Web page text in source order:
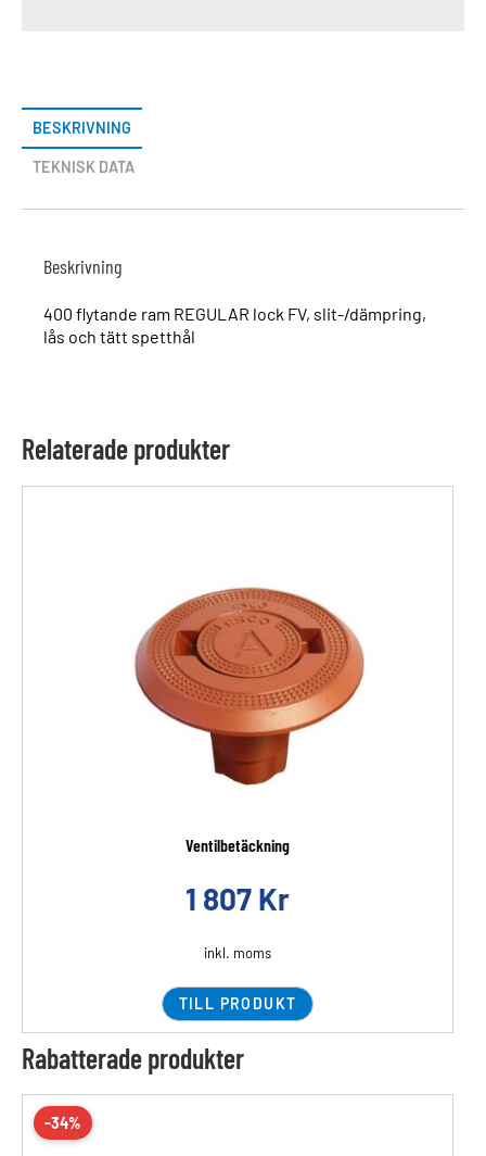
BESKRIVNING
TEKNISK DATA
Beskrivning
400 flytande ram REGULAR lock FV, slit-/dämpring,
lås och tätt spetthål
Relaterade produkter
Ventilbetäckning
1 807 Kr
inkl. moms
TILL PRODUKT
Rabatterade produkter
-34%